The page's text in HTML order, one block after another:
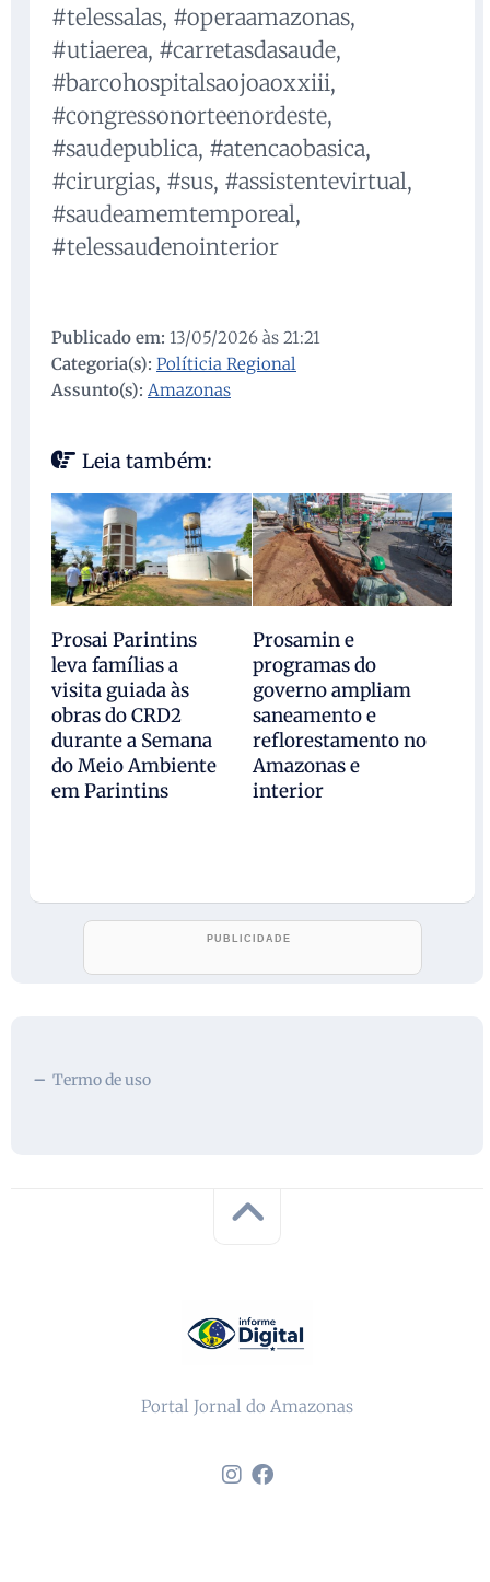
#telessalas, #operaamazonas,
#utiaerea, #carretasdasaude,
#barcohospitalsaojoaoxxiii,
#congressonorteenordeste,
#saudepublica, #atencaobasica,
#cirurgias, #sus, #assistentevirtual,
#saudeamemtemporeal,
#telessaudenointerior
Publicado em: 13/05/2026 às 21:21
Categoria(s): Políticia Regional
Assunto(s): Amazonas
Leia também:
Prosai Parintins
leva famílias a
visita guiada às
obras do CRD2
durante a Semana
do Meio Ambiente
em Parintins
Prosamin e
programas do
governo ampliam
saneamento e
reflorestamento no
Amazonas e
interior
Termo de uso
Portal Jornal do Amazonas